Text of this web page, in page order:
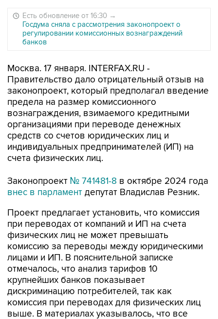
Есть обновление от 16:30 →
Госдума сняла с рассмотрения законопроект о
регулировании комиссионных вознаграждений
банков
Москва. 17 января. INTERFAX.RU -
Правительство дало отрицательный отзыв на
законопроект, который предполагал введение
предела на размер комиссионного
вознаграждения, взимаемого кредитными
организациями при переводе денежных
средств со счетов юридических лиц и
индивидуальных предпринимателей (ИП) на
счета физических лиц.
Законопроект № 741481-8 в октябре 2024 года
внес в парламент депутат Владислав Резник.
Проект предлагает установить, что комиссия
при переводах от компаний и ИП на счета
физических лиц не может превышать
комиссию за переводы между юридическими
лицами и ИП. В пояснительной записке
отмечалось, что анализ тарифов 10
крупнейших банков показывает
дискриминацию потребителей, так как
комиссия при переводах для физических лиц
выше. В материалах указывалось, что все